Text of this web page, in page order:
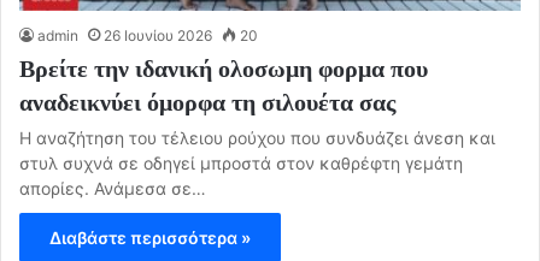
admin 26 Ιουνίου 2026 20
Βρείτε την ιδανική ολοσωμη φορμα που
αναδεικνύει όμορφα τη σιλουέτα σας
Η αναζήτηση του τέλειου ρούχου που συνδυάζει άνεση και
στυλ συχνά σε οδηγεί μπροστά στον καθρέφτη γεμάτη
απορίες. Ανάμεσα σε…
Διαβάστε περισσότερα »